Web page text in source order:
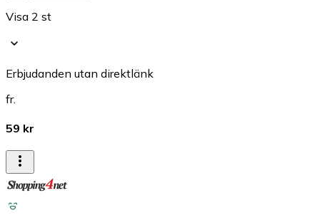
Visa 2 st
Erbjudanden utan direktlänk
fr.
59 kr